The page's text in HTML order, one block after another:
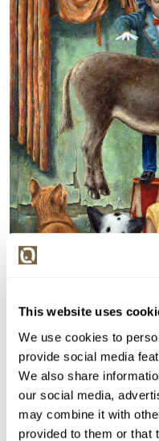
This website uses
We use cookies to
provide social media
We also share
our social media,
may combine it with
provided to them or that
Detail položky
Olej na plátně, 100x80
26. Nerámováno.
> Zobrazit detail